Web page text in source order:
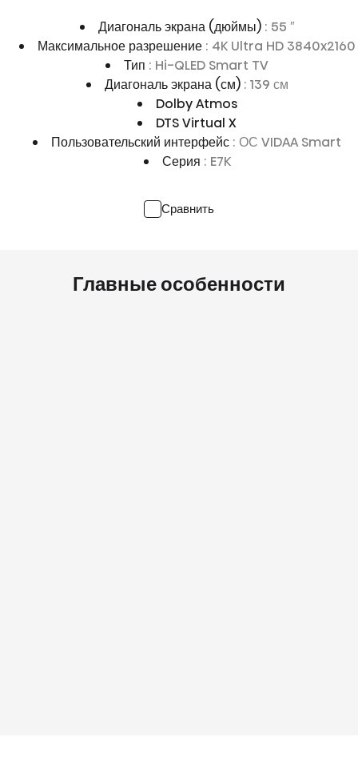
Диагональ экрана (дюймы) : 55 ″
Максимальное разрешение : 4K Ultra HD 3840x2160
Тип : Hi-QLED Smart TV
Диагональ экрана (см) : 139 см
Dolby Atmos
DTS Virtual X
Пользовательский интерфейс : ОС VIDAA Smart
Серия : E7K
Сравнить
Главные особенности